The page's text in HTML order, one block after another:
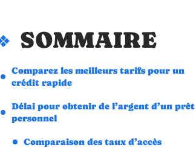
SOMMAIRE
Comparez les meilleurs tarifs pour un
crédit rapide
Délai pour obtenir de l’argent d’un prêt
personnel
Comparaison des taux d’accès